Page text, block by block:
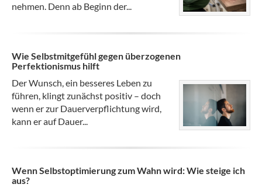
nehmen. Denn ab Beginn der...
Wie Selbstmitgefühl gegen überzogenen
Perfektionismus hilft
Der Wunsch, ein besseres Leben zu
führen, klingt zunächst positiv – doch
wenn er zur Dauerverpflichtung wird,
kann er auf Dauer...
Wenn Selbstoptimierung zum Wahn wird: Wie steige ich
aus?